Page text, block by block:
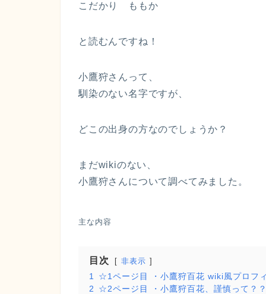
こだかり ももか
と読むんですね！
小鷹狩さんって、
馴染のない名字ですが、
どこの出身の方なのでしょうか？
まだwikiのない、
小鷹狩さんについて調べてみました。
主な内容
目次 非表示
1
☆1ページ目 ・小鷹狩百花 wiki風プロフ
2
☆2ページ目 ・小鷹狩百花、謹慎って？